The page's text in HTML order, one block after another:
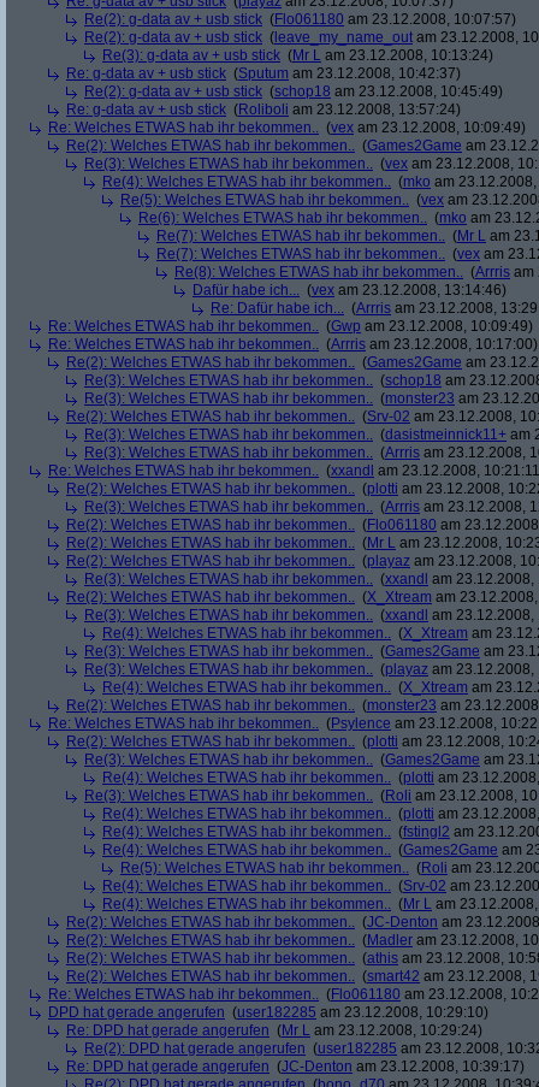
Re(2): g-data av + usb stick (Flo061180 am 23.12.2008, 10:07:57)
Re(2): g-data av + usb stick ( leave_my_name_out am 23.12.2008,
Re(3): g-data av + usb stick (Mr L am 23.12.2008, 10:13:24)
Re: g-data av + usb stick (Sputum am 23.12.2008, 10:42:37)
Re(2): g-data av + usb stick (schop18 am 23.12.2008, 10:45:49)
Re: g-data av + usb stick (Roliboli am 23.12.2008, 13:57:24)
Re: Welches ETWAS hab ihr bekommen.. (vex am 23.12.2008, 10:09:49)
Re(2): Welches ETWAS hab ihr bekommen.. (Games2Game am
Re(3): Welches ETWAS hab ihr bekommen.. (vex am 23.12.2008,
Re(4): Welches ETWAS hab ihr bekommen.. (mko am
Re(5): Welches ETWAS hab ihr bekommen.. (vex am
Re(6): Welches ETWAS hab ihr bekommen.. (mko am
Re(7): Welches ETWAS hab ihr bekommen.. (Mr L am
Re(7): Welches ETWAS hab ihr bekommen.. (vex am
Re(8): Welches ETWAS hab ihr bekommen.. (Arrris am
Dafür habe ich... (vex am 23.12.2008, 13:14:46)
Re: Dafür habe ich... (Arrris am 23.12.2008,
Re: Welches ETWAS hab ihr bekommen.. (Gwp am 23.12.2008, 10:09:49)
Re: Welches ETWAS hab ihr bekommen.. (Arrris am 23.12.2008, 10:17:00)
Re(2): Welches ETWAS hab ihr bekommen.. (Games2Game am
Re(3): Welches ETWAS hab ihr bekommen.. (schop18 am
Re(3): Welches ETWAS hab ihr bekommen.. (monster23 am
Re(2): Welches ETWAS hab ihr bekommen.. (Srv-02 am 23.12.2008,
Re(3): Welches ETWAS hab ihr bekommen.. (dasistmeinnick11+ am
Re(3): Welches ETWAS hab ihr bekommen.. (Arrris am 23.12.2008,
Re: Welches ETWAS hab ihr bekommen.. (xxandl am 23.12.2008,
Re(2): Welches ETWAS hab ihr bekommen.. (plotti am 23.12.2008,
Re(3): Welches ETWAS hab ihr bekommen.. (Arrris am 23.12.2008,
Re(2): Welches ETWAS hab ihr bekommen.. (Flo061180 am
Re(2): Welches ETWAS hab ihr bekommen.. (Mr L am 23.12.2008,
Re(2): Welches ETWAS hab ihr bekommen.. (playaz am 23.12.2008,
Re(3): Welches ETWAS hab ihr bekommen.. (xxandl am 23.12.2008,
Re(2): Welches ETWAS hab ihr bekommen.. (X_Xtream am
Re(3): Welches ETWAS hab ihr bekommen.. (xxandl am 23.12.2008,
Re(4): Welches ETWAS hab ihr bekommen.. (X_Xtream am
Re(3): Welches ETWAS hab ihr bekommen.. (Games2Game am
Re(3): Welches ETWAS hab ihr bekommen.. (playaz am 23.12.2008,
Re(4): Welches ETWAS hab ihr bekommen.. (X_Xtream am
Re(2): Welches ETWAS hab ihr bekommen.. (monster23 am
Re: Welches ETWAS hab ihr bekommen.. (Psylence am 23.12.2008,
Re(2): Welches ETWAS hab ihr bekommen.. (plotti am 23.12.2008,
Re(3): Welches ETWAS hab ihr bekommen.. (Games2Game am
Re(4): Welches ETWAS hab ihr bekommen.. (plotti am
Re(3): Welches ETWAS hab ihr bekommen.. (Roli am 23.12.2008,
Re(4): Welches ETWAS hab ihr bekommen.. (plotti am
Re(4): Welches ETWAS hab ihr bekommen.. (fstingl2 am
Re(4): Welches ETWAS hab ihr bekommen.. (Games2Game am
Re(5): Welches ETWAS hab ihr bekommen.. (Roli am
Re(4): Welches ETWAS hab ihr bekommen.. (Srv-02 am
Re(4): Welches ETWAS hab ihr bekommen.. (Mr L am
Re(2): Welches ETWAS hab ihr bekommen.. (JC-Denton am
Re(2): Welches ETWAS hab ihr bekommen.. (Madler am 23.12.2008,
Re(2): Welches ETWAS hab ihr bekommen.. (athis am 23.12.2008,
Re(2): Welches ETWAS hab ihr bekommen.. (smart42 am 23.12.2008,
Re: Welches ETWAS hab ihr bekommen.. (Flo061180 am 23.12.2008,
DPD hat gerade angerufen (user182285 am 23.12.2008, 10:29:10)
Re: DPD hat gerade angerufen (Mr L am 23.12.2008, 10:29:24)
Re(2): DPD hat gerade angerufen (user182285 am 23.12.2008,
Re: DPD hat gerade angerufen (JC-Denton am 23.12.2008, 10:39:17)